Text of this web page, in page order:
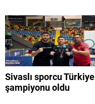
Sivaslı sporcu Türkiye
şampiyonu oldu